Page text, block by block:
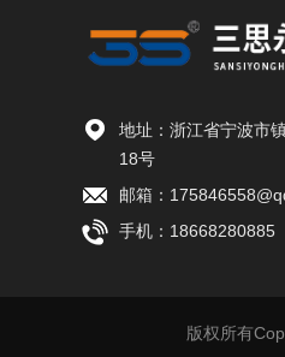
地址：浙江省宁波市
18号
邮箱：
手机：18668280885
版权所有